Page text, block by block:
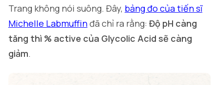
Trang không nói suông. Đây, bảng đo của tiến sĩ
Michelle Labmuffinđã chỉ ra rằng: Độ pH càng
tăng thì % active của Glycolic Acid sẽ càng
giảm.